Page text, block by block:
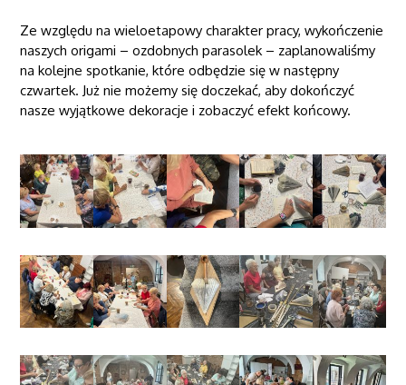
Ze względu na wieloetapowy charakter pracy, wykończenie
naszych origami – ozdobnych parasolek – zaplanowaliśmy
na kolejne spotkanie, które odbędzie się w następny
czwartek. Już nie możemy się doczekać, aby dokończyć
nasze wyjątkowe dekoracje i zobaczyć efekt końcowy.